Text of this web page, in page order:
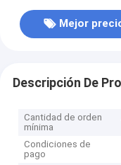
Mejor
Descripción De
Cantidad de orden
mínima
Condiciones de
pago